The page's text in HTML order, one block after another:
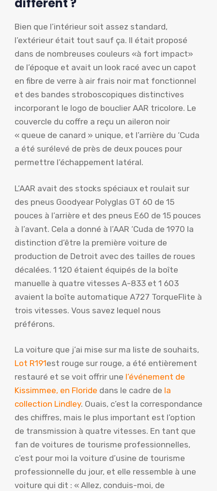
différent ?
Bien que l’intérieur soit assez standard,
l’extérieur était tout sauf ça. Il était proposé
dans de nombreuses couleurs «à fort impact»
de l’époque et avait un look racé avec un capot
en fibre de verre à air frais noir mat fonctionnel
et des bandes stroboscopiques distinctives
incorporant le logo de bouclier AAR tricolore. Le
couvercle du coffre a reçu un aileron noir
« queue de canard » unique, et l’arrière du ‘Cuda
a été surélevé de près de deux pouces pour
permettre l’échappement latéral.
L’AAR avait des stocks spéciaux et roulait sur
des pneus Goodyear Polyglas GT 60 de 15
pouces à l’arrière et des pneus E60 de 15 pouces
à l’avant. Cela a donné à l’AAR ‘Cuda de 1970 la
distinction d’être la première voiture de
production de Detroit avec des tailles de roues
décalées. 1 120 étaient équipés de la boîte
manuelle à quatre vitesses A-833 et 1 603
avaient la boîte automatique A727 TorqueFlite à
trois vitesses. Vous savez lequel nous
préférons.
La voiture que j’ai mise sur ma liste de souhaits,
Lot R191est rouge sur rouge, a été entièrement
restauré et se voit offrir une l’événement de
Kissimmee, en Floride dans le cadre de la
collection Lindley. Ouais, c’est la correspondance
des chiffres, mais le plus important est l’option
de transmission à quatre vitesses. En tant que
fan de voitures de tourisme professionnelles,
c’est pour moi la voiture d’usine de tourisme
professionnelle du jour, et elle ressemble à une
voiture qui dit : « Allez, conduis-moi, de